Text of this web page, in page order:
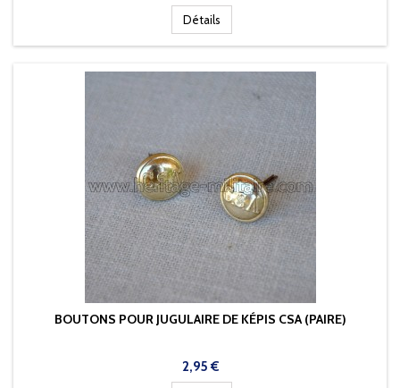
Détails
BOUTONS POUR JUGULAIRE DE KÉPIS CSA (PAIRE)
Prix
2,95 €